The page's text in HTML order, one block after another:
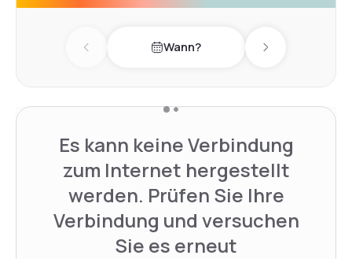
Previous day Wann? Next day
Es kann keine Verbindung
zum Internet hergestellt
werden. Prüfen Sie Ihre
Verbindung und versuchen
Sie es erneut